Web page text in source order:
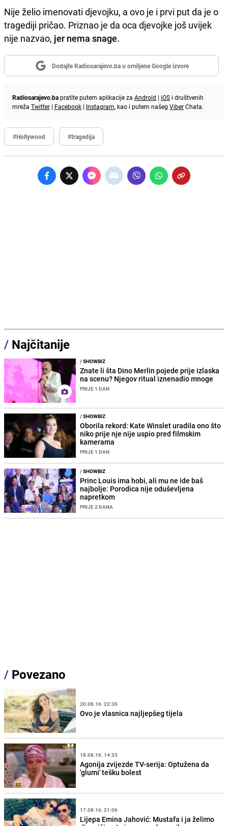
Nije želio imenovati djevojku, a ovo je i prvi put da je o
tragediji pričao. Priznao je da oca djevojke još uvijek
nije nazvao, jer nema snage.
Dodajte Radiosarajevo.ba u omiljene Google izvore
Radiosarajevo.bapratite putem aplikacije za Android | iOS i društvenih
mreža Twitter | Facebook | Instagram, kao i putem našeg ViberChata.
#Hollywood #tragedija
/ Najčitanije
/SHOWBIZ
Znate li šta Dino Merlin pojede prije izlaska
na scenu? Njegov ritual iznenadio mnoge
PRIJE 1 DAN
/SHOWBIZ
Oborila rekord: Kate Winslet uradila ono što
niko prije nje nije uspio pred filmskim
kamerama
PRIJE 1 DAN
/SHOWBIZ
Princ Louis ima hobi, ali mu ne ide baš
najbolje: Porodica nije oduševljena
napretkom
PRIJE 2 DANA
/ Povezano
20.08.16. 22:30
Ovo je vlasnica najljepšeg tijela
18.08.16. 14:33
Agonija zvijezde TV-serija: Optužena da
'glumi' tešku bolest
17.08.16. 21:06
Lijepa Emina Jahović: Mustafa i ja želimo